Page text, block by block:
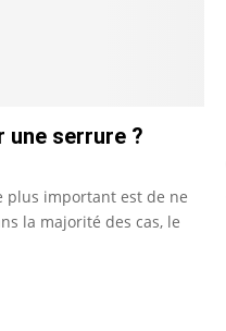
une serrure ?
plus important est de ne
la majorité des cas, le